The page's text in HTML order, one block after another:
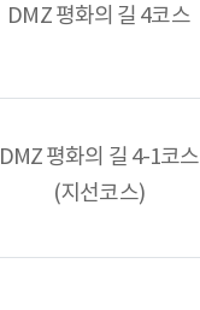
DMZ 평화의 길 4코스
DMZ 평화의 길 4-1코스
(지선코스)